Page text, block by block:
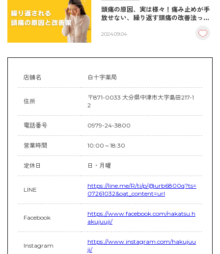
頭痛の原因、実は様々！痛み止めが手
放せない、繰り返す頭痛の改善法っ
2024.09.04
店舗名 白十字薬局
住所
〒871-0033 大分県中津市大字島田217-1
2
電話番号 0979-24-3800
営業時間 10:00～18:30
定休日 日・月曜
LINE
https://line.me/R/ti/p/@urb6800q?ts=
07261032&oat_content=url
Facebook
https://www.facebook.com/nakatsu.h
akujuuji/
Instagram
https://www.instagram.com/hakujuu
ji/